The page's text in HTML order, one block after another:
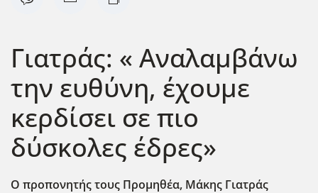
Γιατράς: « Αναλαμβάνω
την ευθύνη, έχουμε
κερδίσει σε πιο
δύσκολες έδρες»
Ο προπονητής τους Προμηθέα, Μάκης Γιατράς